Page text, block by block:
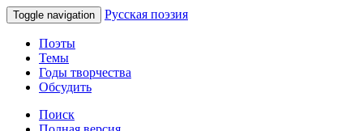
Toggle navigation Русская поэзия
Поэты
Темы
Годы творчества
Обсудить
Поиск